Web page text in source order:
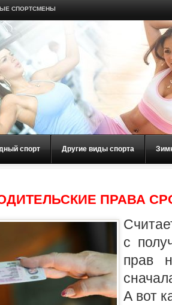
СПОРТСМЕНЫ
спорт Другие виды спорта
ПРАВА
с
прав
А вот